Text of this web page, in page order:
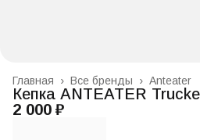
Anteater
Все бренды ›
Главная ›
Кепка ANTEATER
2 000 ₽